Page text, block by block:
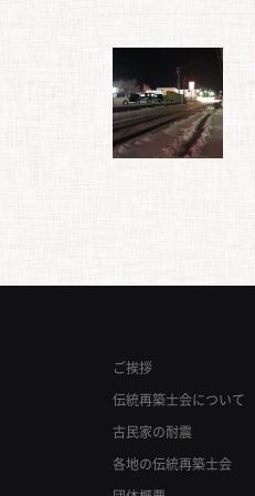
ご挨拶
伝統再築士会について
古民家の耐震
各地の伝統再築士会